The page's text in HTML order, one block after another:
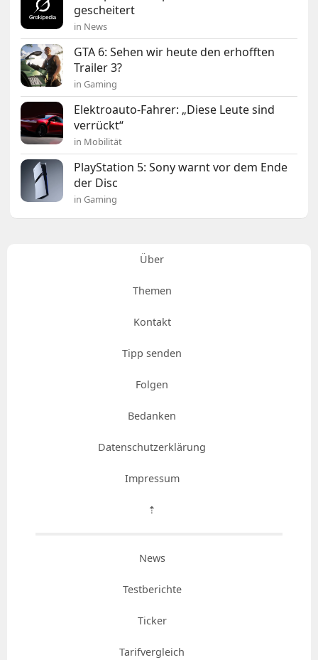
gescheitert
in News
GTA 6: Sehen wir heute den erhofften
Trailer 3?
in Gaming
Elektroauto-Fahrer: „Diese Leute sind
verrückt“
in Mobilität
PlayStation 5: Sony warnt vor dem Ende
der Disc
in Gaming
Über
Themen
Kontakt
Tipp senden
Folgen
Bedanken
Datenschutzerklärung
Impressum
⇡
News
Testberichte
Ticker
Tarifvergleich